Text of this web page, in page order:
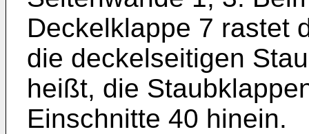
Deckelklappe 7 rastet
die deckelseitigen
heißt, die
Einschnitte 40 hinein.